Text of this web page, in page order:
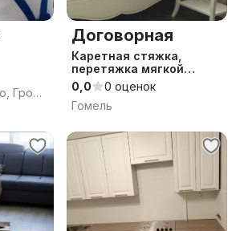
Лиможа ул, Гродно, Гродненская область
Договорная
Каретная стяжка,
перетяжка мягкой
мебели
0,0
0 оценок
Гомель